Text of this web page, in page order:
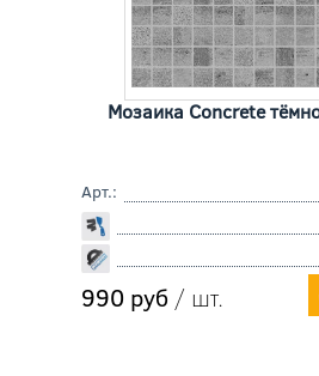
Мозаика Concrete
Арт.:
990 руб / шт.